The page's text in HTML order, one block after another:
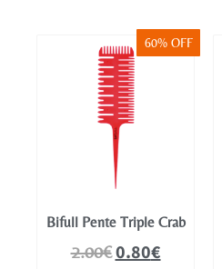
60% OFF
Bifull Pente Triple Crab
2.00€0.80€